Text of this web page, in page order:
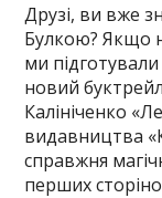
Друзі, ви вже
Булкою? Якщо
ми
новий
Калініченко
видавництва
справжня
перших